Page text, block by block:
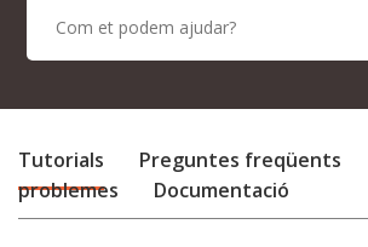
Tutorials Preguntes freqüents
problemes
Documentació